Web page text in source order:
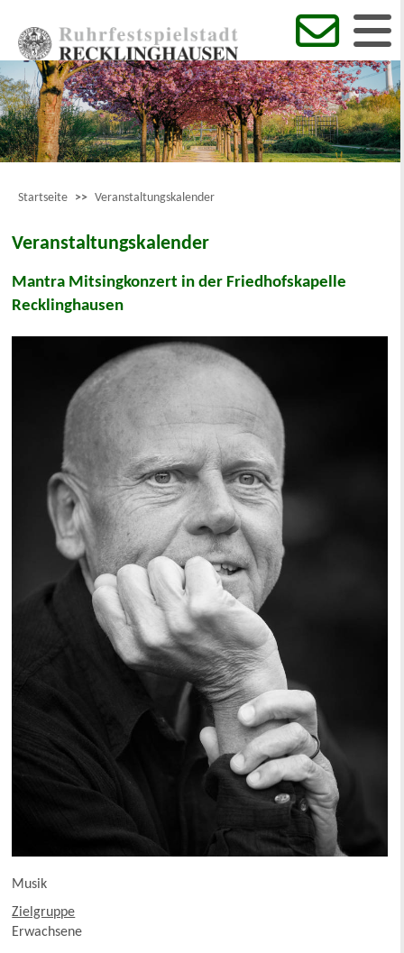
Startseite >> Veranstaltungskalender
Veranstaltungskalender
Mantra Mitsingkonzert in der Friedhofskapelle
Recklinghausen
Musik
Zielgruppe
Erwachsene